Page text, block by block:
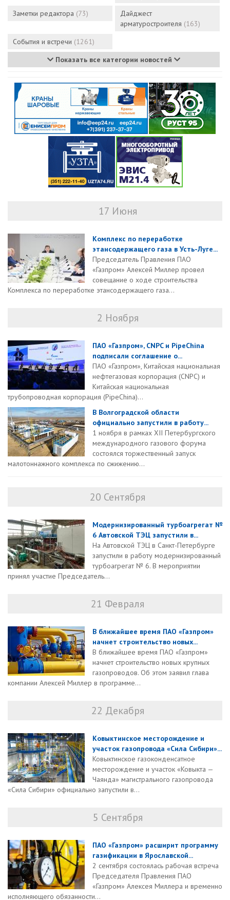
Заметки редактора (73)
Дайджест
арматуростроителя (163)
События и встречи (1261)
Показать все категории новостей
17 Июня
Комплекс по переработке
этансодержащего газа в Усть-Луге...
Председатель Правления ПАО
«Газпром» Алексей Миллер провел
совещание о ходе строительства
Комплекса по переработке этансодержащего газа...
2 Ноября
ПАО «Газпром», CNPC и PipeChina
подписали соглашение о...
ПАО «Газпром», Китайская национальная
нефтегазовая корпорация (CNPC) и
Китайская национальная
трубопроводная корпорация (PipeChina)...
В Волгоградской области
официально запустили в работу...
1 ноября в рамках XII Петербургского
международного газового форума
состоялся торжественный запуск
малотоннажного комплекса по сжижению...
20 Сентября
Модернизированный турбоагрегат №
6 Автовской ТЭЦ запустили в...
На Автовской ТЭЦ в Санкт-Петербурге
запустили в работу модернизированный
турбоагрегат № 6. В мероприятии
принял участие Председатель...
21 Февраля
В ближайшее время ПАО «Газпром»
начнет строительство новых...
В ближайшее время ПАО «Газпром»
начнет строительство новых крупных
газопроводов. Об этом заявил глава
компании Алексей Миллер в программе...
22 Декабря
Ковыктинское месторождение и
участок газопровода «Сила Сибири»...
Ковыктинское газоконденсатное
месторождение и участок «Ковыкта —
Чаянда» магистрального газопровода
«Сила Сибири» официально запустили в...
5 Сентября
ПАО «Газпром» расширит программу
газификации в Ярославской...
2 сентября состоялась рабочая встреча
Председателя Правления ПАО
«Газпром» Алексея Миллера и временно
исполняющего обязанности...